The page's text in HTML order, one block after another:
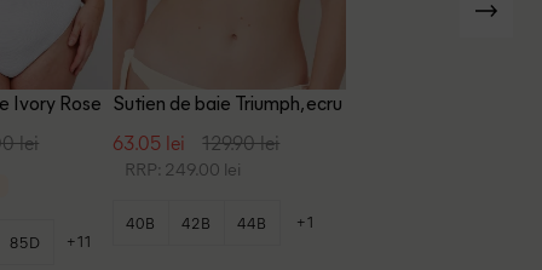
Ivory Rose
lei
85D +11
Sutien de baie Triumph, ecru
63.05 lei 129.90 lei
RRP: 249.00 lei
40B 42B 44B +1